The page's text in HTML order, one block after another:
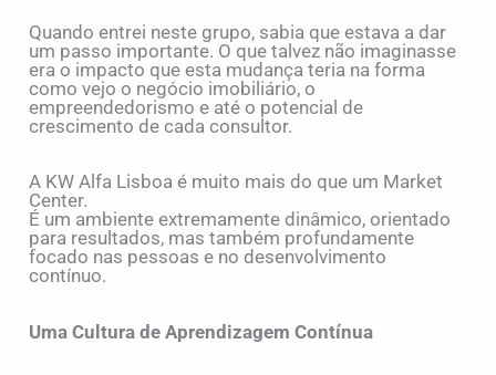
Quando entrei neste grupo, sabia que estava a dar
um passo importante. O que talvez não imaginasse
era o impacto que esta mudança teria na forma
como vejo o negócio imobiliário, o
empreendedorismo e até o potencial de
crescimento de cada consultor.
A KW Alfa Lisboa é muito mais do que um Market
Center.
É um ambiente extremamente dinâmico, orientado
para resultados, mas também profundamente
focado nas pessoas e no desenvolvimento
contínuo.
Uma Cultura de Aprendizagem Contínua